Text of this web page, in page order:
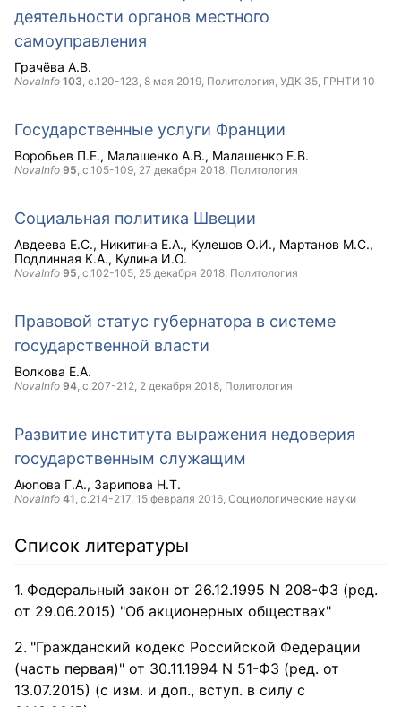
деятельности органов местного
самоуправления
Грачёва А.В.
NovaInfo 103, с.120-123, 8 мая 2019, Политология, УДК 35, ГРНТИ 10
Государственные услуги Франции
Воробьев П.Е. Малашенко А.В. Малашенко Е.В.
NovaInfo 95, с.105-109, 27 декабря 2018, Политология
Социальная политика Швеции
Авдеева Е.С. Никитина Е.А. Кулешов О.И. Мартанов М.С.
Подлинная К.А. Кулина И.О.
NovaInfo 95, с.102-105, 25 декабря 2018, Политология
Правовой статус губернатора в системе
государственной власти
Волкова Е.А.
NovaInfo 94, с.207-212, 2 декабря 2018, Политология
Развитие института выражения недоверия
государственным служащим
Аюпова Г.А. Зарипова Н.Т.
NovaInfo 41, с.214-217, 15 февраля 2016, Социологические науки
Список литературы
Федеральный закон от 26.12.1995 N 208-ФЗ (ред.
от 29.06.2015) "Об акционерных обществах"
"Гражданский кодекс Российской Федерации
(часть первая)" от 30.11.1994 N 51-ФЗ (ред. от
13.07.2015) (с изм. и доп., вступ. в силу с